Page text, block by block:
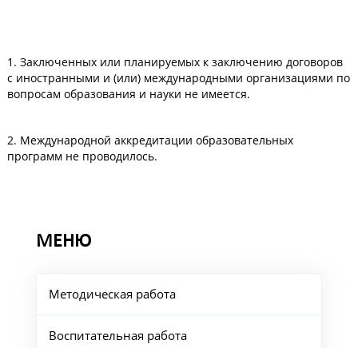
1. Заключенных или планируемых к заключению договоров
с иностранными и (или) международными организациями по
вопросам образования и науки не имеется.
2. Международной аккредитации образовательных
программ не проводилось.
МЕНЮ
Методическая работа
Воспитательная работа